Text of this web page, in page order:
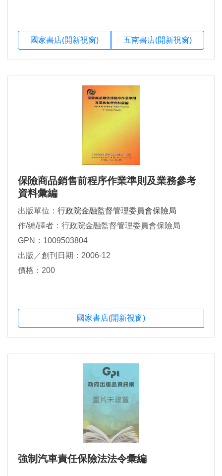
國家書店(開新視窗) 五南書店(開新視窗)
保險商品銷售前程序作業準則及業務參考
資料彙編
出版單位： 行政院金融監督管理委員會保險局
作/編/譯者：行政院金融監督管理委員會保險局
GPN：1009503804
出版／創刊日期：2006-12
價格：200
國家書店(開新視窗)
強制汽車責任保險法法令彙編